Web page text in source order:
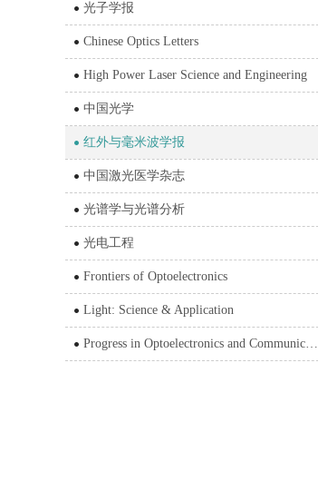
光子学报
Chinese Optics Letters
High Power Laser Science and Engineering
中国光学
红外与毫米波学报
中国激光医学杂志
光谱学与光谱分析
光电工程
Frontiers of Optoelectronics
Light: Science & Application
Progress in Optoelectronics and Communications